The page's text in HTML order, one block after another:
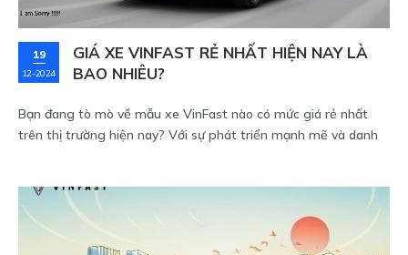
19
12-2024
GIÁ XE VINFAST RẺ NHẤT HIỆN NAY LÀ
BAO NHIÊU?
Bạn đang tò mò về mẫu xe VinFast nào có mức giá rẻ nhất
trên thị trường hiện nay? Với sự phát triển mạnh mẽ và danh
phân khúc khách hàng. Bài viết dưới đây từ VinFast Sài Gòn sẽ
cập nhật bảng giá chi tiết về mẫu xe VinFast bán chạy, có mức